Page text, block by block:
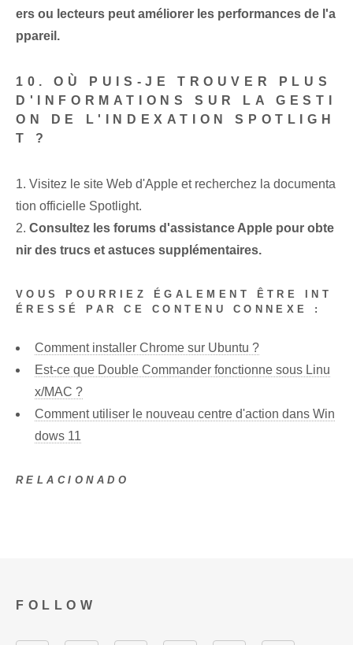
ers ou lecteurs peut améliorer les performances de l'a
ppareil.
10. OÙ PUIS-JE TROUVER PLUS
D'INFORMATIONS SUR LA GESTI
ON DE L'INDEXATION SPOTLIGH
T ?
1. Visitez le site Web d'Apple et recherchez la documenta
tion officielle Spotlight.
2. Consultez les forums d'assistance Apple pour obte
nir des trucs et astuces supplémentaires.
VOUS POURRIEZ ÉGALEMENT ÊTRE INT
ÉRESSÉ PAR CE CONTENU CONNEXE :
Comment installer Chrome sur Ubuntu ?
Est-ce que Double Commander fonctionne sous Linu
x/MAC ?
Comment utiliser le nouveau centre d'action dans Win
dows 11
RELACIONADO
FOLLOW